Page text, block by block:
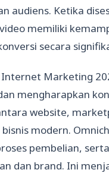
audiens. Ketika
memiliki
secara
Marketing
mengharapkan
website,
modern.
pembelian, serta
dan brand. Ini